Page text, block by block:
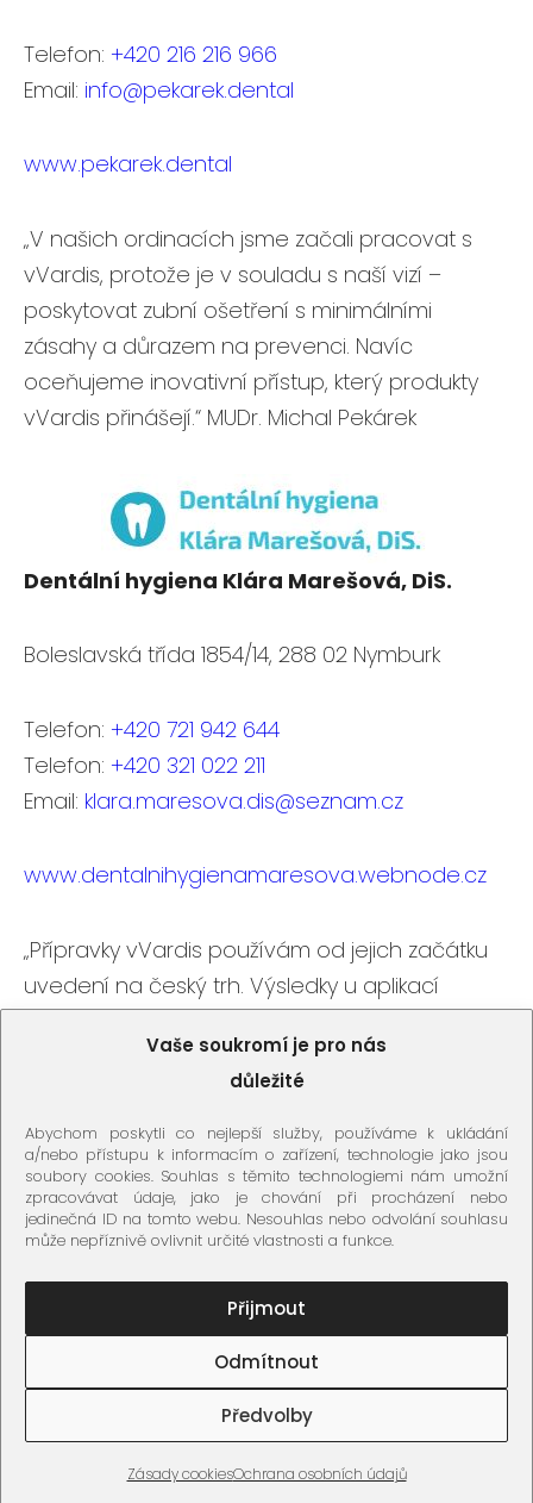
Vaše soukromí je pro nás
důležité
Abychom poskytli co nejlepší služby, používáme k ukládání
a/nebo přístupu k informacím o zařízení, technologie jako jsou
soubory cookies. Souhlas s těmito technologiemi nám umožní
zpracovávat údaje, jako je chování při procházení nebo
jedinečná ID na tomto webu. Nesouhlas nebo odvolání souhlasu
může nepříznivě ovlivnit určité vlastnosti a funkce.
Přijmout
Odmítnout
Předvolby
Zásady cookiesOchrana osobních údajů
Telefon: +420 216 216 966
Email: info@pekarek.dental
www.pekarek.dental
„V našich ordinacích jsme začali pracovat s
vVardis, protože je v souladu s naší vizí –
poskytovat zubní ošetření s minimálními
zásahy a důrazem na prevenci. Navíc
oceňujeme inovativní přístup, který produkty
vVardis přinášejí.“ MUDr. Michal Pekárek
Dentální hygiena Klára Marešová, DiS.
Boleslavská třída 1854/14, 288 02 Nymburk
Telefon: +420 721 942 644
Telefon: +420 321 022 211
Email: klara.maresova.dis@seznam.cz
www.dentalnihygienamaresova.webnode.cz
„Přípravky vVardis používám od jejich začátku
uvedení na český trh. Výsledky u aplikací
kdy je zmenšení léze objektivně o 50%.
Přípravky vVardis doporučuji jako nejlepší volbu
řešení kariézních lézí ve sklovině, ovšem
samozřejmě spolu s důkladnou dentální
hygienou.
Ochrana osobních údajů
Zásady cookies
© 2026 kazybezvrtani.cz